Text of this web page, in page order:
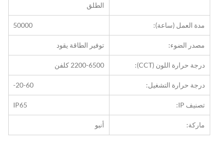
الطلق
مدة العمل (ساعة): 50000
مصدر الضوء: توفير الطاقة يقود
درجة حرارة اللون (CCT): 2200-6500 كلفن
درجة حرارة التشغيل: -20-60
تصنيف IP: IP65
ماركة: أنبو